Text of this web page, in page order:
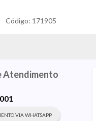
Código: 171905
Atendimento
VIA WHATSAPP